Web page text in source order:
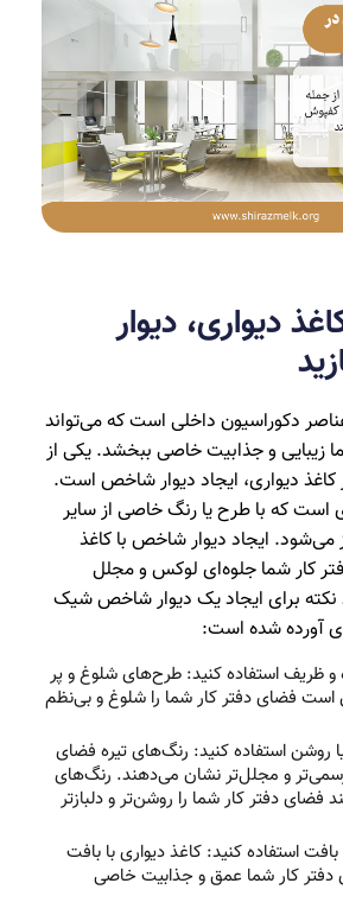
دیواری، دیوار
دکوراسیون داخلی است که می‌تواند
زیبایی و جذابیت خاصی ببخشد. یکی از
دیواری، ایجاد دیوار شاخص است.
است که با طرح یا رنگ خاصی از سایر
می‌شود. ایجاد دیوار شاخص با کاغذ
کار شما جلوه‌ای لوکس و مجلل
نکته برای ایجاد یک دیوار شاخص شیک
آورده شده است:
ظریف استفاده کنید: طرح‌های شلوغ و پر
فضای دفتر کار شما را شلوغ و بی‌نظم
روشن استفاده کنید: رنگ‌های تیره فضای
رسمی‌تر و مجلل‌تر نشان می‌دهند. رنگ‌های
فضای دفتر کار شما را روشن‌تر و دلبازتر
بافت استفاده کنید: کاغذ دیواری با بافت
دفتر کار شما عمق و جذابیت خاصی